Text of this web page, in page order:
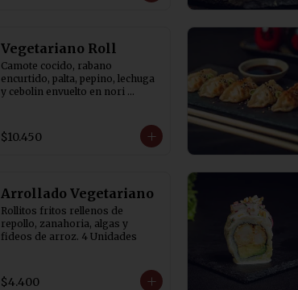
Vegetariano Roll
Camote cocido, rabano
encurtido, palta, pepino, lechuga
y cebolin envuelto en nori
$10.450
Arrollado Vegetariano
Rollitos fritos rellenos de
repollo, zanahoria, algas y
fideos de arroz. 4 Unidades
$4.400